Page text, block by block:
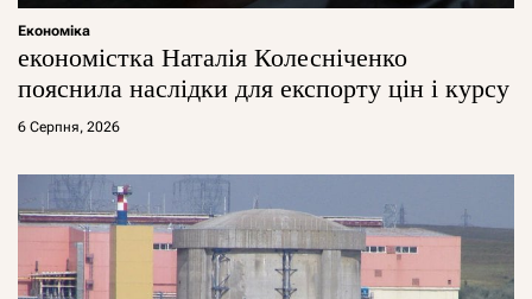
Економіка
економістка Наталія Колесніченко
пояснила наслідки для експорту цін і курсу
6 Серпня, 2026